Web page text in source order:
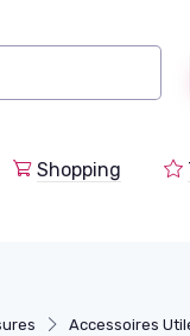
Shopping
Accessoires